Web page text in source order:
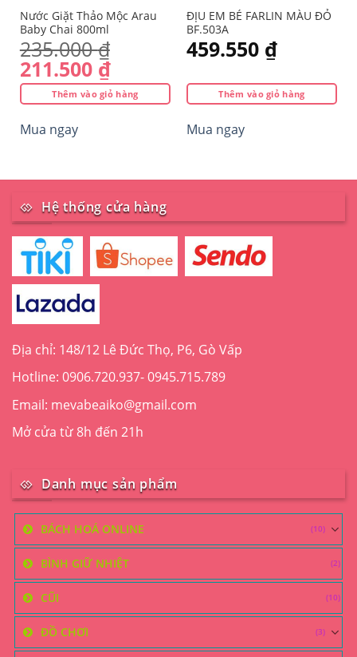
Nước Giặt Thảo Mộc Arau
Baby Chai 800ml
235.000₫
Giá
gốc
là:
235.000 ₫.
211.500 ₫Giá
hiện
tại
Thêm vào giỏ hàng
Mua ngay
ĐỊU EM BÉ FARLIN MÀU ĐỎ
BF.503A
459.550 ₫
Thêm vào giỏ hàng
Mua ngay
Hệ thống cửa hàng
Địa chỉ: 148/12 Lê Đức Thọ, P6, Gò Vấp
Hotline: 0906.720.937- 0945.715.789
Email: mevabeaiko@gmail.com
Mở cửa từ 8h đến 21h
Danh mục sản phẩm
BÁCH HOÁ ONLINE (10)
BÌNH GIỮ NHIỆT (2)
CŨI (10)
ĐỒ CHƠI (3)